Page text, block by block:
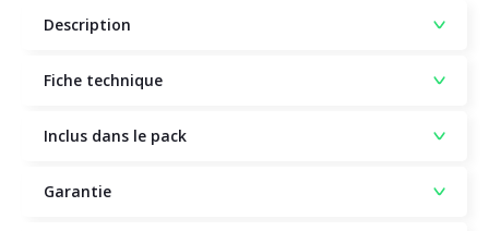
Description
Fiche technique
Inclus dans le pack
Garantie